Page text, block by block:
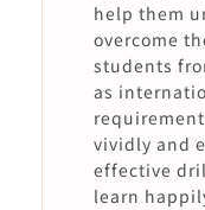
help them
overcome
students
as
vividly and
effective
learn